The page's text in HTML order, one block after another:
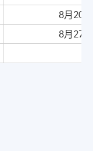
8月20日
8月27日